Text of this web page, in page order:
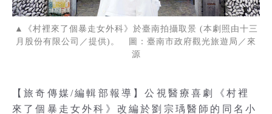
▲《村裡來了個暴走女外科》於臺南拍攝取景 (本劇照由十三
月股份有限公司／提供)。 圖：臺南市政府觀光旅遊局／來
源
【旅奇傳媒/編輯部報導】公視醫療喜劇《村裡
來了個暴走女外科》改編於劉宗瑀醫師的同名小